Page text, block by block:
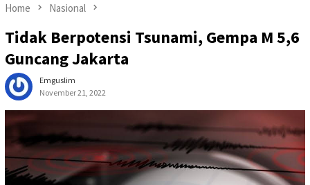
Home Nasional
Tidak Berpotensi Tsunami, Gempa M 5,6
Guncang Jakarta
Emguslim
November 21, 2022